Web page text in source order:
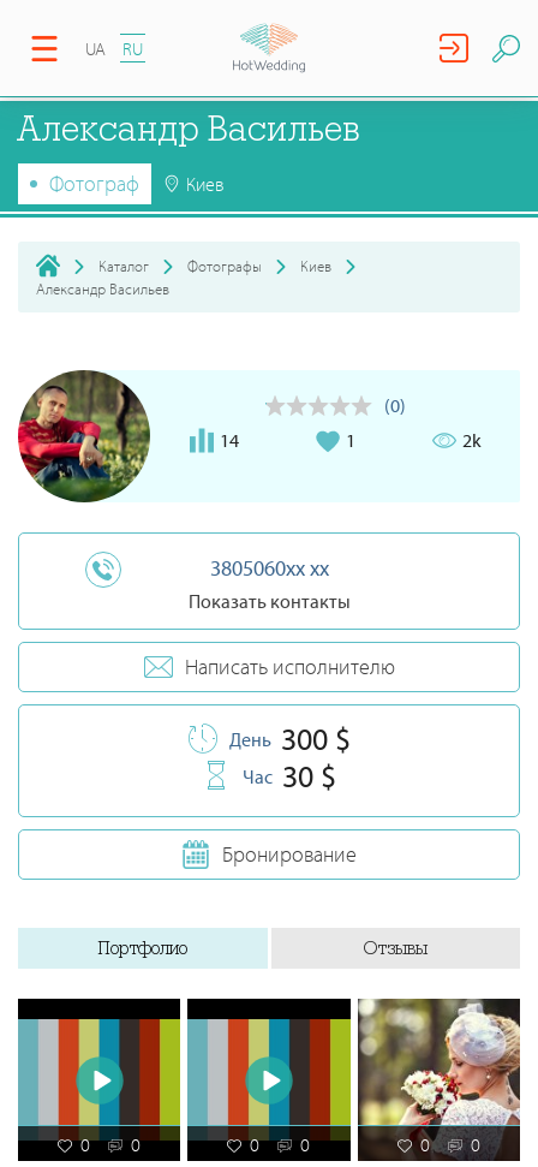
UA RU
Александр Васильев
Фотограф Киев
Каталог Фотографы
Киев
Александр Васильев
(0)
14
1 2k
3805060xx xx
Показать контакты
Написать исполнителю
День 300 $
Час 30 $
Бронирование
Портфолио Отзывы
0 0 0 0 0 0